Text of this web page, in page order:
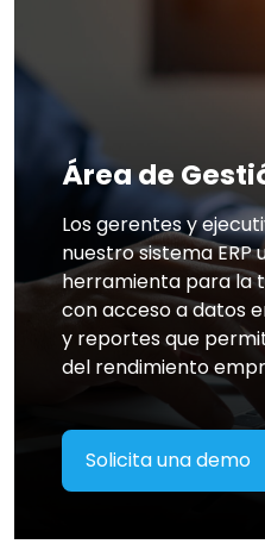
Área de
Los gerentes y
nuestro sistema ERP
herramienta para la
con acceso a datos
y reportes que
del rendimiento
Solicita una demo